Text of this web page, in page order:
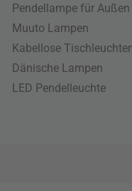
Pendellampe für Außen
Muuto Lampen
Kabellose
Dänische Lampen
LED Pendelleuchte